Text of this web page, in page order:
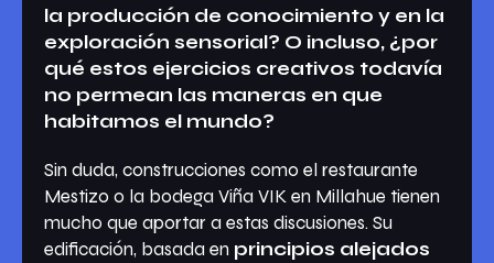
la producción de conocimiento y en la
exploración sensorial? O incluso, ¿por
qué estos ejercicios creativos todavía
no permean las maneras en que
habitamos el mundo?
Sin duda, construcciones como el restaurante
Mestizo o la bodega Viña VIK en Millahue tienen
mucho que aportar a estas discusiones. Su
edificación, basada en principios alejados